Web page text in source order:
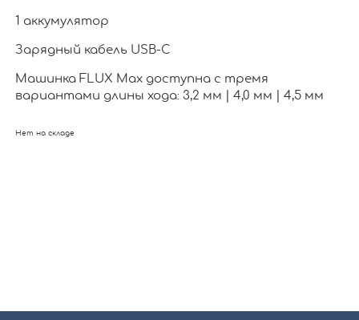
1 аккумулятор
Зарядный кабель USB-C
Машинка FLUX Max доступна с тремя
вариантами длины хода: 3,2 мм | 4,0 мм | 4,5 мм
Нет на складе